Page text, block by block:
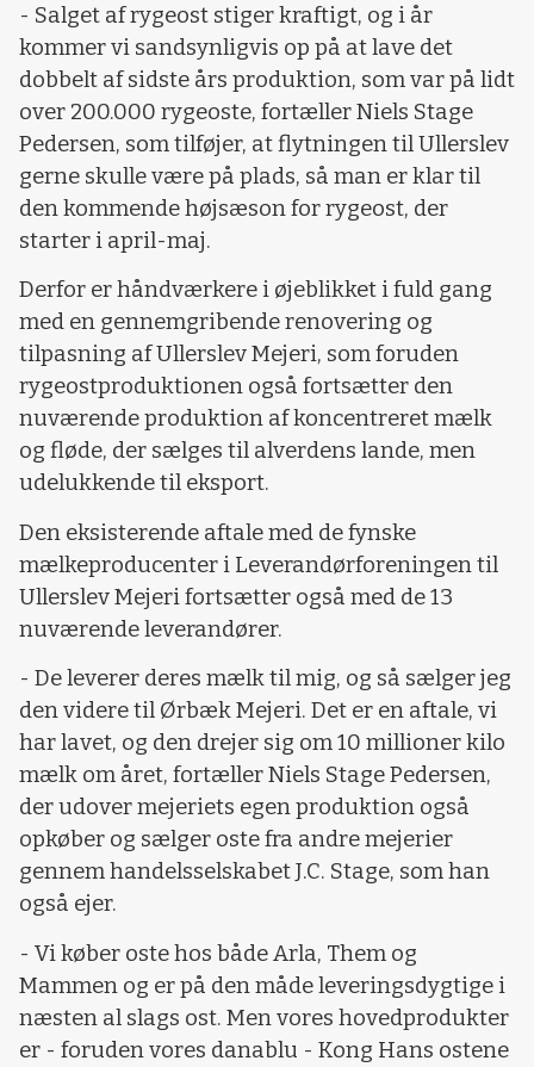
- Salget af rygeost stiger kraftigt, og i år
kommer vi sandsynligvis op på at lave det
dobbelt af sidste års produktion, som var på lidt
over 200.000 rygeoste, fortæller Niels Stage
Pedersen, som tilføjer, at flytningen til Ullerslev
gerne skulle være på plads, så man er klar til
den kommende højsæson for rygeost, der
starter i april-maj.
Derfor er håndværkere i øjeblikket i fuld gang
med en gennemgribende renovering og
tilpasning af Ullerslev Mejeri, som foruden
rygeostproduktionen også fortsætter den
nuværende produktion af koncentreret mælk
og fløde, der sælges til alverdens lande, men
udelukkende til eksport.
Den eksisterende aftale med de fynske
mælkeproducenter i Leverandørforeningen til
Ullerslev Mejeri fortsætter også med de 13
nuværende leverandører.
- De leverer deres mælk til mig, og så sælger jeg
den videre til Ørbæk Mejeri. Det er en aftale, vi
har lavet, og den drejer sig om 10 millioner kilo
mælk om året, fortæller Niels Stage Pedersen,
der udover mejeriets egen produktion også
opkøber og sælger oste fra andre mejerier
gennem handelsselskabet J.C. Stage, som han
også ejer.
- Vi køber oste hos både Arla, Them og
Mammen og er på den måde leveringsdygtige i
næsten al slags ost. Men vores hovedprodukter
er - foruden vores danablu - Kong Hans ostene